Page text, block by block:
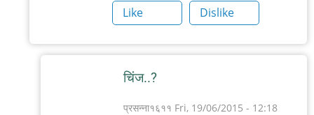
Like
Dislike
चिंज..?
प्रसन्ना१६११ Fri, 19/06/2015 - 12:18